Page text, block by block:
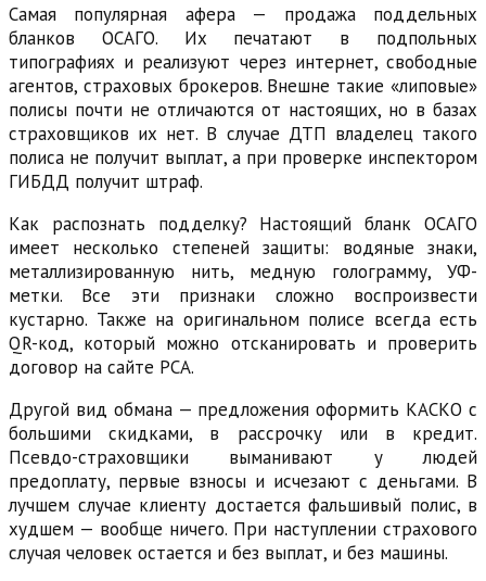
Самая популярная афера — продажа поддельных
бланков ОСАГО. Их печатают в подпольных
типографиях и реализуют через интернет, свободные
агентов, страховых брокеров. Внешне такие «липовые»
полисы почти не отличаются от настоящих, но в базах
страховщиков их нет. В случае ДТП владелец такого
полиса не получит выплат, а при проверке инспектором
ГИБДД получит штраф.
Как распознать подделку? Настоящий бланк ОСАГО
имеет несколько степеней защиты: водяные знаки,
металлизированную нить, медную голограмму, УФ-
метки. Все эти признаки сложно воспроизвести
кустарно. Также на оригинальном полисе всегда есть
QR-код, который можно отсканировать и проверить
договор на сайте РСА.
Другой вид обмана — предложения оформить КАСКО с
большими скидками, в рассрочку или в кредит.
Псевдо-страховщики выманивают у людей
предоплату, первые взносы и исчезают с деньгами. В
лучшем случае клиенту достается фальшивый полис, в
худшем — вообще ничего. При наступлении страхового
случая человек остается и без выплат, и без машины.